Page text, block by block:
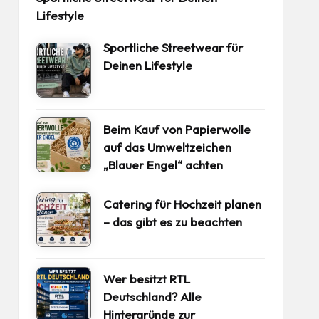
Lifestyle
Sportliche Streetwear für
Deinen Lifestyle
Beim Kauf von Papierwolle
auf das Umweltzeichen
„Blauer Engel“ achten
Catering für Hochzeit planen
– das gibt es zu beachten
Wer besitzt RTL
Deutschland? Alle
Hintergründe zur